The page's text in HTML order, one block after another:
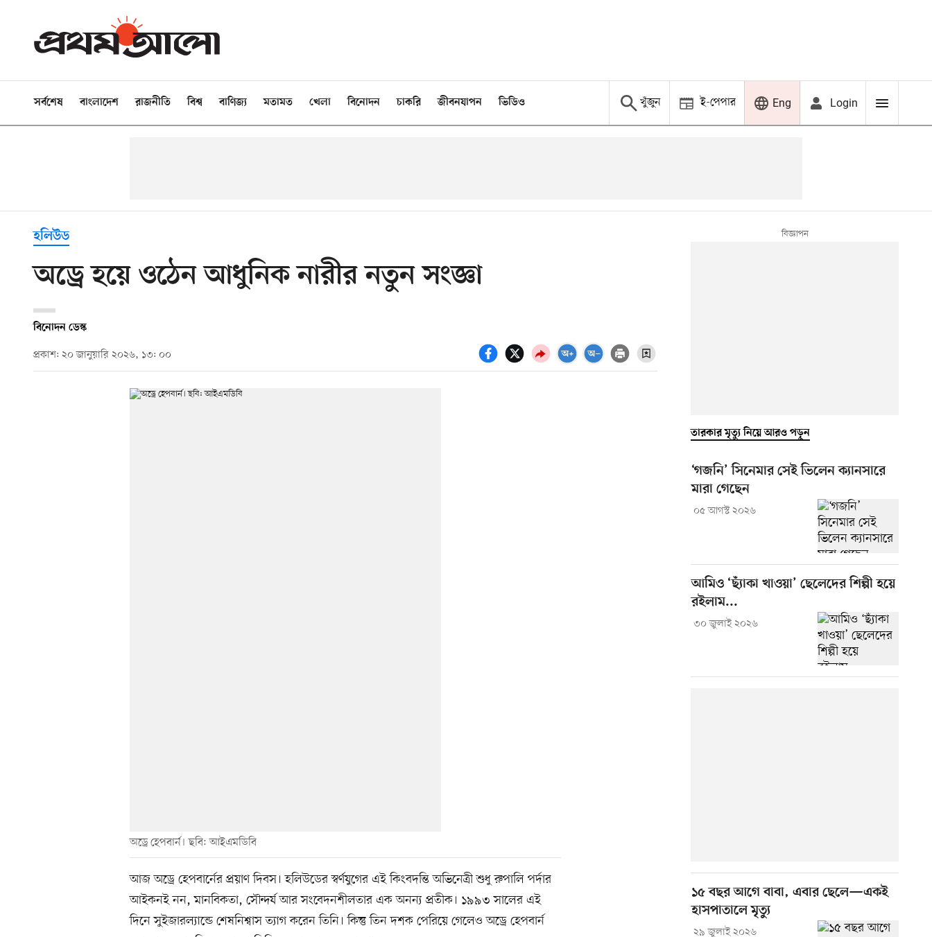
সর্বশেষ বাংলাদেশ রাজনীতি বিশ্ব বাণিজ্য মতামত খেলা বিনোদন চাকরি জীবনযাপন ভিডিও খুঁজুন ই-পেপার Eng Login
হলিউড
অড্রে হয়ে ওঠেন আধুনিক নারীর নতুন সংজ্ঞা
বিনোদন ডেস্ক
প্রকাশ: ২০ জানুয়ারি ২০২৬, ১৩: ০০
অড্রে হেপবার্ন। ছবি: আইএমডিবি
আজ অড্রে হেপবার্নের প্রয়াণ দিবস। হলিউডের স্বর্ণযুগের এই কিংবদন্তি অভিনেত্রী শুধু রুপালি পর্দার
আইকনই নন, মানবিকতা, সৌন্দর্য আর সংবেদনশীলতার এক অনন্য প্রতীক। ১৯৯৩ সালের এই
দিনে সুইজারল্যান্ডে শেষনিশ্বাস ত্যাগ করেন তিনি। কিন্তু তিন দশক পেরিয়ে গেলেও অড্রে হেপবার্ন
তারকার মৃত্যু নিয়ে আরও পড়ুন
‘গজনি’ সিনেমার সেই ভিলেন ক্যানসারে
মারা গেছেন
০৫ আগস্ট ২০২৬
আমিও ‘ছ্যাঁকা খাওয়া’ ছেলেদের শিল্পী হয়ে
রইলাম...
৩০ জুলাই ২০২৬
১৫ বছর আগে বাবা, এবার ছেলে—একই
হাসপাতালে মৃত্যু
২৯ জুলাই ২০২৬